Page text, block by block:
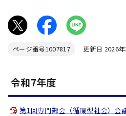
ページ番号1007817 更新日 2026年
令和7年度
第1回専門部会（循環型社会）